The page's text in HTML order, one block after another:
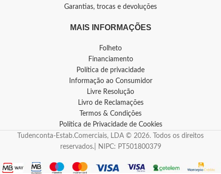
Garantias, trocas e devoluções
MAIS INFORMAÇÕES
Folheto
Financiamento
Política de privacidade
Informação ao Consumidor
Livre Resolução
Livro de Reclamações
Termos & Condições
Política de Privacidade de Cookies
Tudenconta-Estab.Comerciais, LDA © 2026. Todos os direitos
reservados.| NIPC: PT501800379